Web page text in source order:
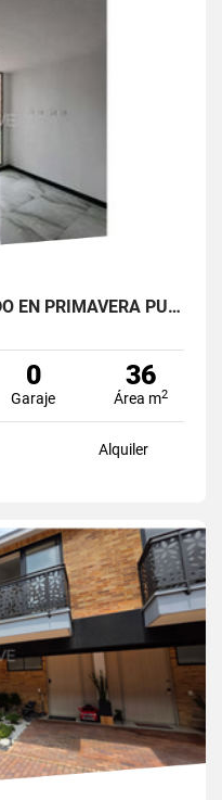
APARTAMENTO EN ARRIENDO EN PRIMAVERA PUENTE ARANDA PRIMAVERA 6-39 ET 2
0
Garaje
36
Área m2
Alquiler